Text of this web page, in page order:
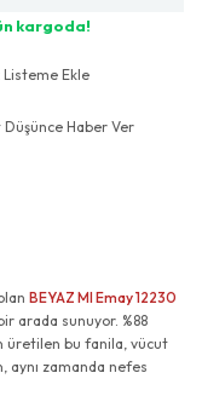
Listeme Ekle
Düşünce Haber Ver
BEYAZ MI Emay 12230
arada sunuyor. %88
üretilen bu fanila, vücut
aynı zamanda nefes